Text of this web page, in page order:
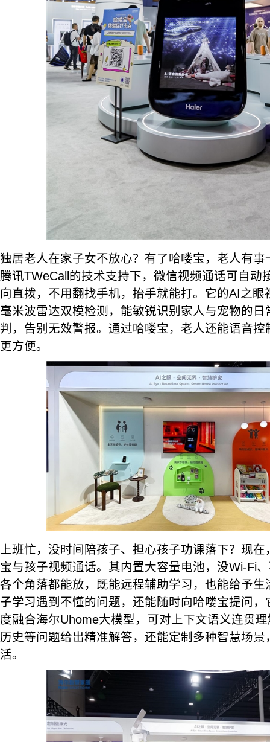
独居老人在家子女不放心？有了哈喽宝，老人有
腾讯TWeCall的技术支持下，微信视频通话可自动
向直拨，不用翻找手机，抬手就能打。它的AI之眼
毫米波雷达双模检测，能敏锐识别家人与宠物的
判，告别无效警报。通过哈喽宝，老人还能语音
更方便。
上班忙，没时间陪孩子、担心孩子功课落下？现
宝与孩子视频通话。其内置大容量电池，没Wi-Fi
各个角落都能放，既能远程辅助学习，也能给予
子学习遇到不懂的问题，还能随时向哈喽宝提问
度融合海尔Uhome大模型，可对上下文语义连贯
历史等问题给出精准解答，还能定制多种智慧场
活。